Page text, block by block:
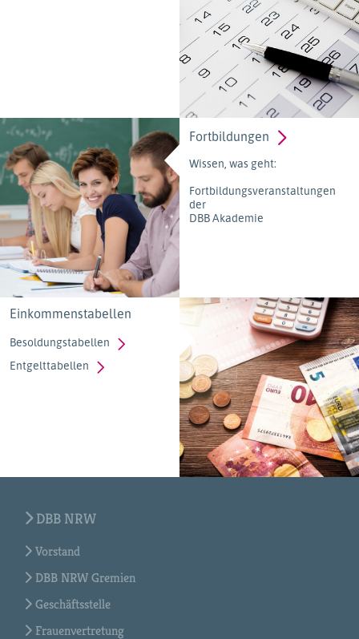
Fortbildungen
Wissen, was geht:
Fortbildungsveranstaltungen
der
DBB Akademie
Einkommenstabellen
Besoldungstabellen
Entgelttabellen
DBB NRW
Vorstand
DBB NRW Gremien
Geschäftsstelle
Frauenvertretung